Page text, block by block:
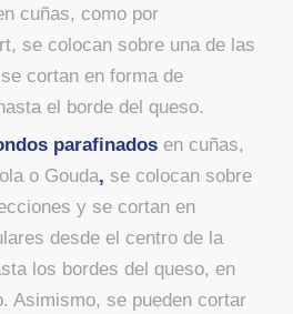
cuñas, como por
se colocan sobre una de las
cortan en forma de
el borde del queso.
parafinadosen cuñas,
o Gouda, se colocan sobre
y se cortan en
desde el centro de la
los bordes del queso, en
Asimismo, se pueden cortar